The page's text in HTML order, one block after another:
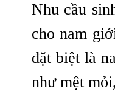
Nhu cầu
cho nam
đặt biệt là
như mệt